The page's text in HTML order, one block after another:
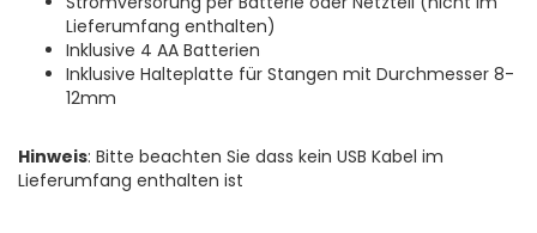
Lieferumfang enthalten)
Inklusive 4 AA Batterien
Inklusive Halteplatte für Stangen mit Durchmesser 8-
12mm
Hinweis: Bitte beachten Sie dass kein USB Kabel im
Lieferumfang enthalten ist